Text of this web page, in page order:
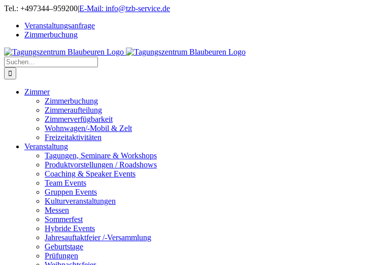
Zum
springen
Tel.: +497344–959200|E-Mail: info@tzb-service.de
Veranstaltungsanfrage
Zimmerbuchung
Suche
nach:
Zimmer
Zimmerbuchung
Zimmeraufteilung
Zimmerverfügbarkeit
Wohnwagen/-Mobil & Zelt
Freizeitaktivitäten
Veranstaltung
Tagungen, Seminare & Workshops
Produktvorstellungen / Roadshows
Coaching & Speaker Events
Team Events
Gruppen Events
Kulturveranstaltungen
Messen
Sommerfest
Hybride Events
Jahresauftaktfeier /-Versammlung
Geburtstage
Prüfungen